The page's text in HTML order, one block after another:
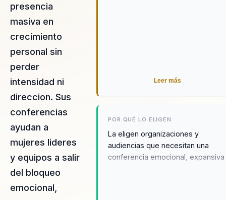
presencia
masiva en
crecimiento
personal sin
perder
intensidad ni
direccion. Sus
conferencias
ayudan a
mujeres lideres
y equipos a salir
del bloqueo
emocional,
Leer más
POR QUÉ LO ELIGEN
La eligen organizaciones y
audiencias que necesitan una
conferencia emocional, expansiva